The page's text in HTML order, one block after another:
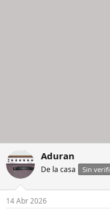
Aduran
De la casa Sin
14 Abr 2026